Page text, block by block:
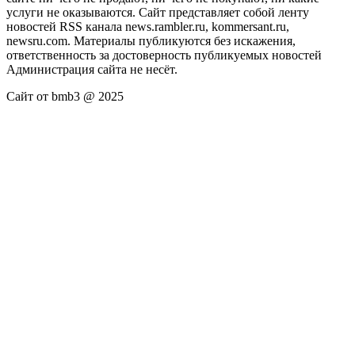
услуги не оказываются. Сайт представляет собой ленту
новостей RSS канала news.rambler.ru, kommersant.ru,
newsru.com. Материалы публикуются без искажения,
ответственность за достоверность публикуемых новостей
Администрация сайта не несёт.
Сайт от bmb3 @ 2025